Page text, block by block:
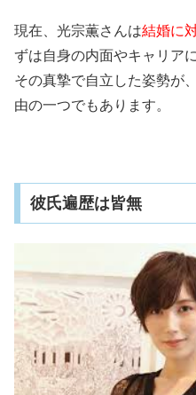
現在、光宗薫さんは結婚に
ずは自身の内面やキャリア
その真摯で自立した姿勢が
由の一つでもあります。
彼氏遍歴は皆無